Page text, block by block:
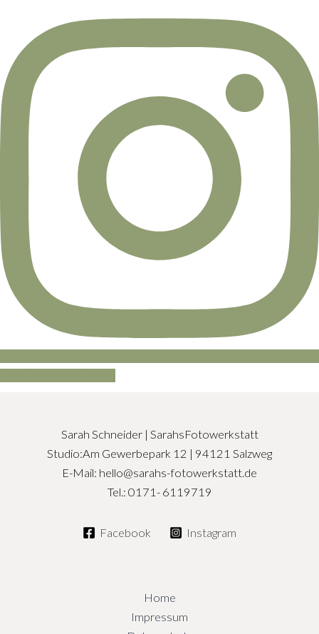
Sarah Schneider | SarahsFotowerkstatt
Studio:Am Gewerbepark 12 | 94121 Salzweg
E-Mail: hello@sarahs-fotowerkstatt.de
Tel.: 0171- 6119719
Facebook Instagram
Home
Impressum